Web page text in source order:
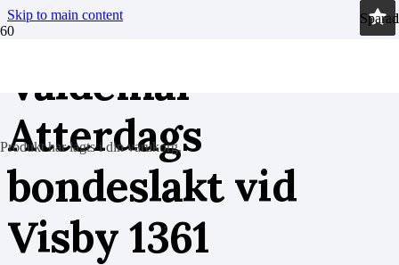
Skip to main content
Produkthar lagts i din varukorg.
Valdemar
Atterdags
bondeslakt vid
Visby 1361
Sparad
Sparad